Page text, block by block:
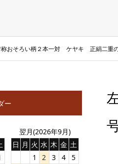
称おそろい柄２本一対 ケヤキ 正絹二
ー
翌月(2026年9月)
日 月 火 水 木 金 土
1
2 3 4
5